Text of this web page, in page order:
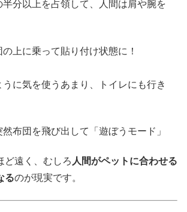
半分以上を占領して、人間は肩や腕を
上に乗って貼り付け状態に！
うに気を使うあまり、トイレにも行き
布団を飛び出して「遊ぼうモード」
ど遠く、むしろ 人間がペットに合わせる
るのが現実です。